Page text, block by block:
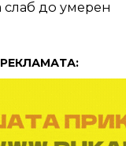
слаб до умерен